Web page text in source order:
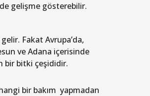
gelişme gösterebilir.
Fakat Avrupa’da,
ve Adana içerisinde
bir bitki çeşididir.
bir bakım yapmadan